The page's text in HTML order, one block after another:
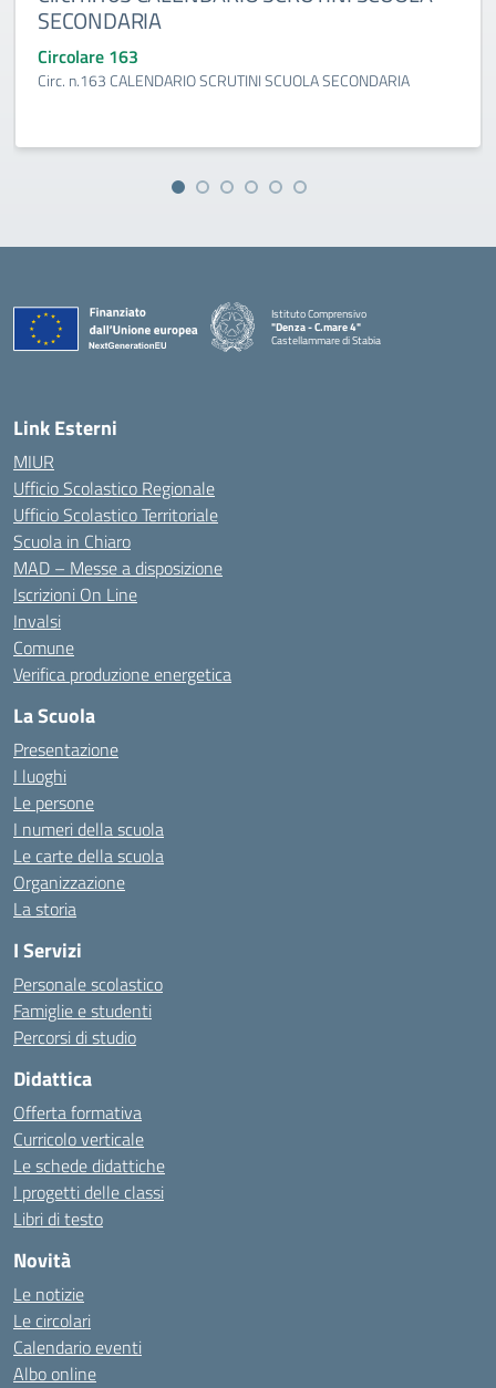
SECONDARIA
Circolare 163
Circ. n.163 CALENDARIO SCRUTINI SCUOLA SECONDARIA
Istituto Comprensivo
"Denza - C.mare 4"
Castellammare di Stabia
Link Esterni
MIUR
Ufficio Scolastico Regionale
Ufficio Scolastico Territoriale
Scuola in Chiaro
MAD – Messe a disposizione
Iscrizioni On Line
Invalsi
Comune
Verifica produzione energetica
La Scuola
Presentazione
I luoghi
Le persone
I numeri della scuola
Le carte della scuola
Organizzazione
La storia
I Servizi
Personale scolastico
Famiglie e studenti
Percorsi di studio
Didattica
Offerta formativa
Curricolo verticale
Le schede didattiche
I progetti delle classi
Libri di testo
Novità
Le notizie
Le circolari
Calendario eventi
Albo online